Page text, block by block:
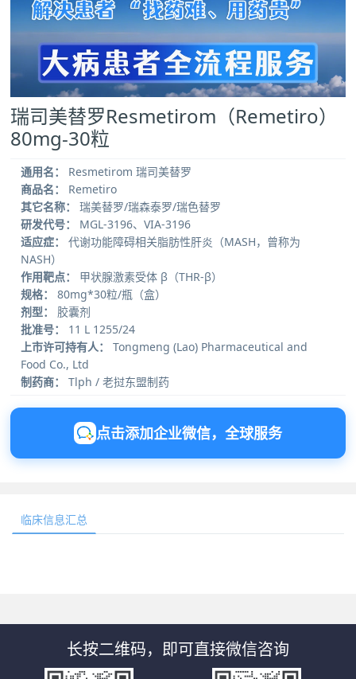
瑞司美替罗Resmetirom（Remetiro）
80mg-30粒
通用名：
Resmetirom 瑞司美替罗
商品名：
Remetiro
其它名称：
瑞美替罗/瑞森泰罗/瑞色替罗
研发代号：
MGL-3196、VIA-3196
适应症：
代谢功能障碍相关脂肪性肝炎（MASH，曾称为
NASH）
作用靶点：
甲状腺激素受体 β（THR-β）
规格：
80mg*30粒/瓶（盒）
剂型：
胶囊剂
批准号：
11 L 1255/24
上市许可持有人：
Tongmeng (Lao) Pharmaceutical and
Food Co., Ltd
制药商：
Tlph / 老挝东盟制药
点击添加企业微信，全球服务
临床信息汇总
长按二维码，即可直接微信咨询